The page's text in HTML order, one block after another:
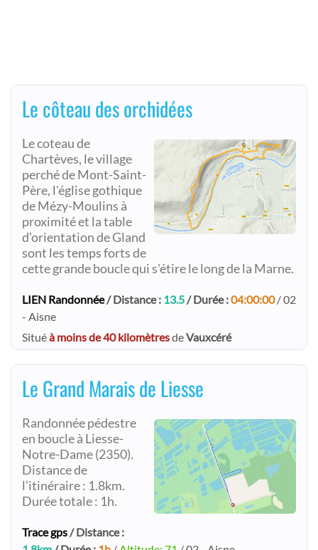
Le côteau des orchidées
Le coteau de
Chartèves, le village
perché de Mont-Saint-
Père, l'église gothique
de Mézy-Moulins à
proximité et la table
d'orientation de Gland
sont les temps forts de
cette grande boucle qui s'étire le long de la Marne.
LIEN Randonnée/ Distance : 13.5/ Durée :04:00:00/ 02
- Aisne
Situéà moins de 40 kilomètresdeVauxcéré
Le Grand Marais de Liesse
Randonnée pédestre
en boucle à Liesse-
Notre-Dame (2350).
Distance de
l'itinéraire : 1.8km.
Durée totale : 1h.
Trace gps/ Distance :